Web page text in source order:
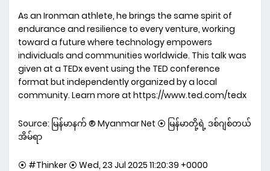
As an Ironman athlete, he brings the same spirit of
endurance and resilience to every venture, working
toward a future where technology empowers
individuals and communities worldwide. This talk was
given at a TEDx event using the TED conference
format but independently organized by a local
community. Learn more at https://www.ted.com/tedx
Source: မြန်မာနက် ® Myanmar Net ⦿ မြန်မာတို့ရဲ့ ဒစ်ဂျစ်တယ်
အိမ်ရာ
⦿ #Thinker ⦿ Wed, 23 Jul 2025 11:20:39 +0000